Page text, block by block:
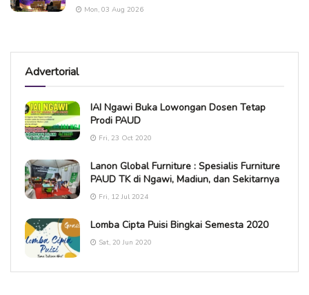
Mon, 03 Aug 2026
Advertorial
IAI Ngawi Buka Lowongan Dosen Tetap
Prodi PAUD
Fri, 23 Oct 2020
Lanon Global Furniture : Spesialis Furniture
PAUD TK di Ngawi, Madiun, dan Sekitarnya
Fri, 12 Jul 2024
Lomba Cipta Puisi Bingkai Semesta 2020
Sat, 20 Jun 2020